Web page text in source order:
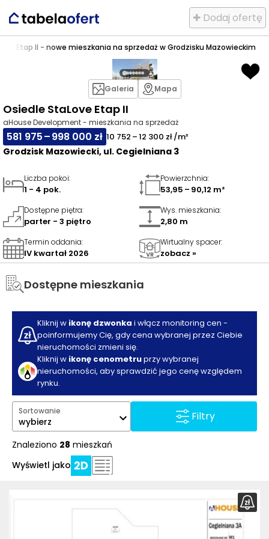
✚ Dodaj ofertę
Etap II - nowe mieszkania na sprzedaż w Grodzisku Mazowieckim
Osiedle StaLove Etap II
aHouse Development - mieszkania na sprzedaż
581 975 – 998 000 zł 10 752 – 12 300 zł /m²
Grodzisk Mazowiecki, ul. Cegielniana 3
Galeria Mapa
Liczba pokoi:
1 - 4 pok.
Powierzchnia:
53,95 – 90,12 m²
Dostępne piętra:
parter - 3 piętro
Wys. mieszkania:
2,80 m
Termin oddania:
IV kwartał 2026
Wirtualny spacer:
zobacz »
Dostępne mieszkania
Kliknij w ikonę dzwonka i włącz monitoring cen -
poinformujemy Cię, gdy cena wybranej przez Ciebie
nieruchomości zmieni się.
Kliknij w ikonę cenometruprzy wybranej
nieruchomości, aby sprawdzić jego cenę względem
rynku.
Filtry
Sortowanie
wybierz
Znaleziono 28 mieszkań
Wyświetl jako